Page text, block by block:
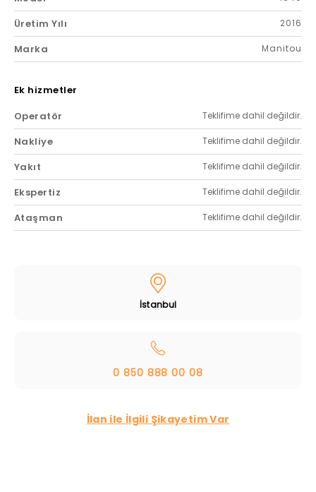
Üretim Yılı 2016
Marka Manitou
Ek hizmetler
Operatör
Teklifime dahil değildir.
Nakliye Teklifime dahil değildir.
Yakıt Teklifime dahil değildir.
Ekspertiz Teklifime dahil değildir.
Ataşman Teklifime dahil değildir.
İstanbul
0 850 888 00 08
İlan ile İlgili Şikayetim Var